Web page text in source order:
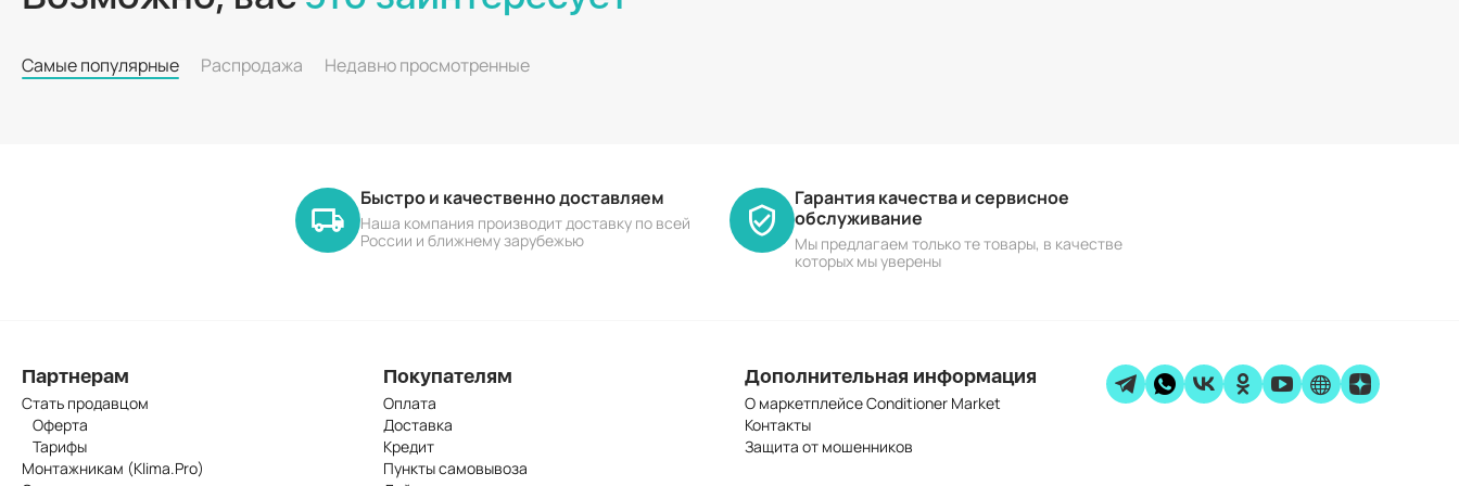
Самые популярные Распродажа Недавно просмотренные
Быстро и качественно доставляем
Наша компания производит доставку по всей
России и ближнему зарубежью
Гарантия качества и сервисное
обслуживание
Мы предлагаем только те товары, в качестве
которых мы уверены
Партнерам
Стать продавцом
Оферта
Тарифы
Монтажникам (Klima.Pro)
Покупателям
Оплата
Доставка
Кредит
Пункты самовывоза
Дополнительная информация
О маркетплейсе Conditioner Market
Контакты
Защита от мошенников